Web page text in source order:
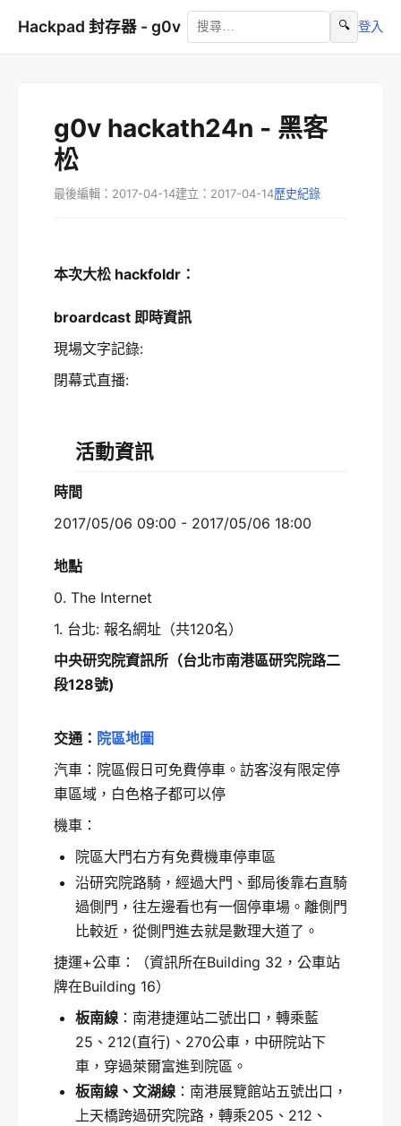
Hackpad 封存器 - g0v 🔍 登入
g0v hackath24n - 黑客
松
最後編輯：2017-04-14建立：2017-04-14歷史紀錄
本次大松 hackfoldr：
broardcast 即時資訊
現場文字記錄:
閉幕式直播:
活動資訊
時間
2017/05/06 09:00 - 2017/05/06 18:00
地點
0. The Internet
1. 台北: 報名網址（共120名）
中央研究院資訊所（台北市南港區研究院路二
段128號)
交通： 院區地圖
汽車：院區假日可免費停車。訪客沒有限定停
車區域，白色格子都可以停
機車：
院區大門右方有免費機車停車區
沿研究院路騎，經過大門、郵局後靠右直騎
過側門，往左邊看也有一個停車場。離側門
比較近，從側門進去就是數理大道了。
捷運+公車：（資訊所在Building 32，公車站
牌在Building 16）
板南線 ：南港捷運站二號出口，轉乘藍
25、212(直行)、270公車，中研院站下
車，穿過萊爾富進到院區。
板南線、文湖線 ：南港展覽館站五號出口，
上天橋跨過研究院路，轉乘205、212、